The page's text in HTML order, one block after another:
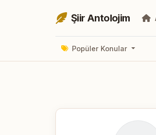
Şiir Antolojim
Popüler Konular